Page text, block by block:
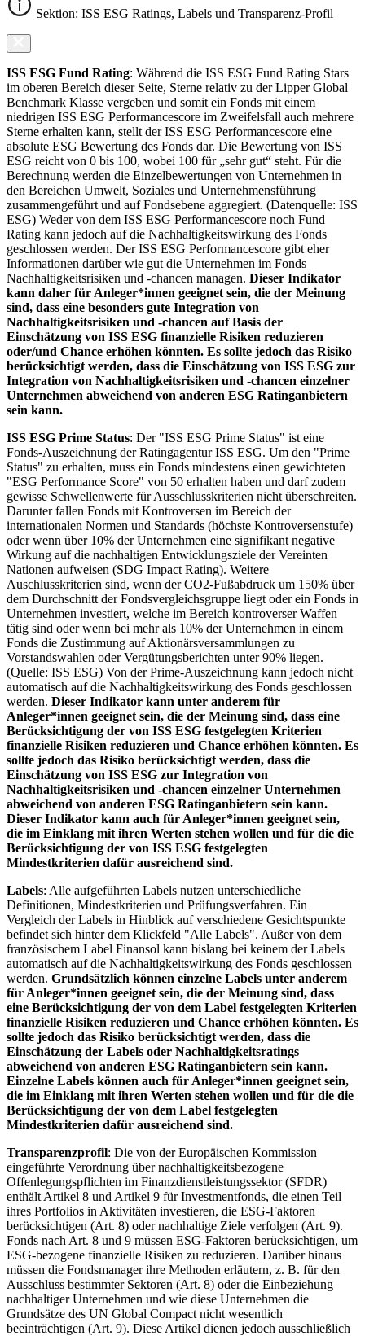
Sektion: ISS ESG Ratings, Labels und Transparenz-Profil
ISS ESG Fund Rating: Während die ISS ESG Fund Rating Stars
im oberen Bereich dieser Seite, Sterne relativ zu der Lipper Global
Benchmark Klasse vergeben und somit ein Fonds mit einem
niedrigen ISS ESG Performancescore im Zweifelsfall auch mehrere
Sterne erhalten kann, stellt der ISS ESG Performancescore eine
absolute ESG Bewertung des Fonds dar. Die Bewertung von ISS
ESG reicht von 0 bis 100, wobei 100 für „sehr gut“ steht. Für die
Berechnung werden die Einzelbewertungen von Unternehmen in
den Bereichen Umwelt, Soziales und Unternehmensführung
zusammengeführt und auf Fondsebene aggregiert. (Datenquelle: ISS
ESG) Weder von dem ISS ESG Performancescore noch Fund
Rating kann jedoch auf die Nachhaltigkeitswirkung des Fonds
geschlossen werden. Der ISS ESG Performancescore gibt eher
Informationen darüber wie gut die Unternehmen im Fonds
Nachhaltigkeitsrisiken und -chancen managen. Dieser Indikator
kann daher für Anleger*innen geeignet sein, die der Meinung
sind, dass eine besonders gute Integration von
Nachhaltigkeitsrisiken und -chancen auf Basis der
Einschätzung von ISS ESG finanzielle Risiken reduzieren
oder/und Chance erhöhen könnten. Es sollte jedoch das Risiko
berücksichtigt werden, dass die Einschätzung von ISS ESG zur
Integration von Nachhaltigkeitsrisiken und -chancen einzelner
Unternehmen abweichend von anderen ESG Ratinganbietern
sein kann.
ISS ESG Prime Status: Der "ISS ESG Prime Status" ist eine
Fonds-Auszeichnung der Ratingagentur ISS ESG. Um den "Prime
Status" zu erhalten, muss ein Fonds mindestens einen gewichteten
"ESG Performance Score" von 50 erhalten haben und darf zudem
gewisse Schwellenwerte für Ausschlusskriterien nicht überschreiten.
Darunter fallen Fonds mit Kontroversen im Bereich der
internationalen Normen und Standards (höchste Kontroversenstufe)
oder wenn über 10% der Unternehmen eine signifikant negative
Wirkung auf die nachhaltigen Entwicklungsziele der Vereinten
Nationen aufweisen (SDG Impact Rating). Weitere
Auschlusskriterien sind, wenn der CO2-Fußabdruck um 150% über
dem Durchschnitt der Fondsvergleichsgruppe liegt oder ein Fonds in
Unternehmen investiert, welche im Bereich kontroverser Waffen
tätig sind oder wenn bei mehr als 10% der Unternehmen in einem
Fonds die Zustimmung auf Aktionärsversammlungen zu
Vorstandswahlen oder Vergütungsberichten unter 90% liegen.
(Quelle: ISS ESG) Von der Prime-Auszeichnung kann jedoch nicht
automatisch auf die Nachhaltigkeitswirkung des Fonds geschlossen
werden. Dieser Indikator kann unter anderem für
Anleger*innen geeignet sein, die der Meinung sind, dass eine
Berücksichtigung der von ISS ESG festgelegten Kriterien
finanzielle Risiken reduzieren und Chance erhöhen könnten. Es
sollte jedoch das Risiko berücksichtigt werden, dass die
Einschätzung von ISS ESG zur Integration von
Nachhaltigkeitsrisiken und -chancen einzelner Unternehmen
abweichend von anderen ESG Ratinganbietern sein kann.
Dieser Indikator kann auch für Anleger*innen geeignet sein,
die im Einklang mit ihren Werten stehen wollen und für die die
Berücksichtigung der von ISS ESG festgelegten
Mindestkriterien dafür ausreichend sind.
Labels: Alle aufgeführten Labels nutzen unterschiedliche
Definitionen, Mindestkriterien und Prüfungsverfahren. Ein
Vergleich der Labels in Hinblick auf verschiedene Gesichtspunkte
befindet sich hinter dem Klickfeld "Alle Labels". Außer von dem
französischem Label Finansol kann bislang bei keinem der Labels
automatisch auf die Nachhaltigkeitswirkung des Fonds geschlossen
werden. Grundsätzlich können einzelne Labels unter anderem
für Anleger*innen geeignet sein, die der Meinung sind, dass
eine Berücksichtigung der von dem Label festgelegten Kriterien
finanzielle Risiken reduzieren und Chance erhöhen könnten. Es
sollte jedoch das Risiko berücksichtigt werden, dass die
Einschätzung der Labels oder Nachhaltigkeitsratings
abweichend von anderen ESG Ratinganbietern sein kann.
Einzelne Labels können auch für Anleger*innen geeignet sein,
die im Einklang mit ihren Werten stehen wollen und für die die
Berücksichtigung der von dem Label festgelegten
Mindestkriterien dafür ausreichend sind.
Transparenzprofil: Die von der Europäischen Kommission
eingeführte Verordnung über nachhaltigkeitsbezogene
Offenlegungspflichten im Finanzdienstleistungssektor (SFDR)
enthält Artikel 8 und Artikel 9 für Investmentfonds, die einen Teil
ihres Portfolios in Aktivitäten investieren, die ESG-Faktoren
berücksichtigen (Art. 8) oder nachhaltige Ziele verfolgen (Art. 9).
Fonds nach Art. 8 und 9 müssen ESG-Faktoren berücksichtigen, um
ESG-bezogene finanzielle Risiken zu reduzieren. Darüber hinaus
müssen die Fondsmanager ihre Methoden erläutern, z. B. für den
Ausschluss bestimmter Sektoren (Art. 8) oder die Einbeziehung
nachhaltiger Unternehmen und wie diese Unternehmen die
Grundsätze des UN Global Compact nicht wesentlich
beeinträchtigen (Art. 9). Diese Artikel dienen jedoch ausschließlich